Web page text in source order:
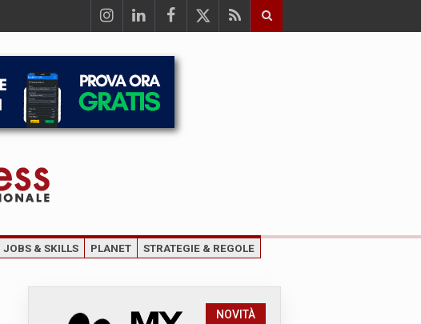
JOBS & SKILLS PLANET STRATEGIE & REGOLE
NOVITÀ